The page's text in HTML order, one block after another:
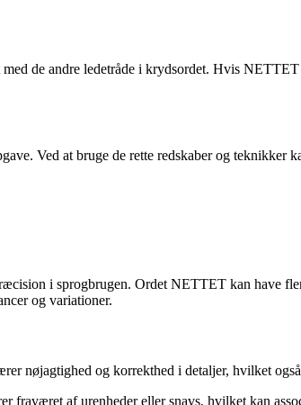
de andre ledetråde i krydsordet. Hvis
Ved at bruge de rette redskaber og teknikker
i sprogbrugen. Ordet NETTET kan have
og variationer.
nøjagtighed og korrekthed i detaljer, hvilket
af urenheder eller snavs, hvilket kan